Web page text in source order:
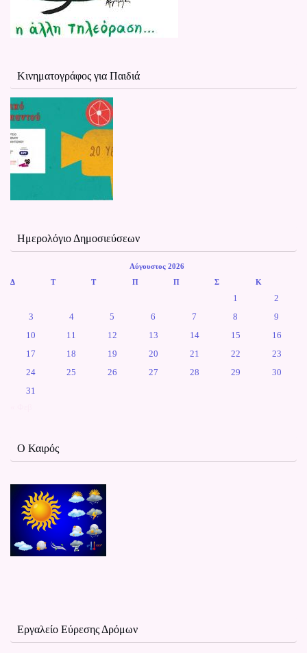
Κινηματογράφος για Παιδιά
Ημερολόγιο Δημοσιεύσεων
Αύγουστος 2026
Δ
Τ Τ Π Π Σ Κ
1
2
3
4 5 6 7 8
9
10
11 12 13 14 15
16
17
18 19 20 21 22
23
24
25 26 27 28 29
30
31
Ο Καιρός
Εργαλείο Εύρεσης Δρόμων